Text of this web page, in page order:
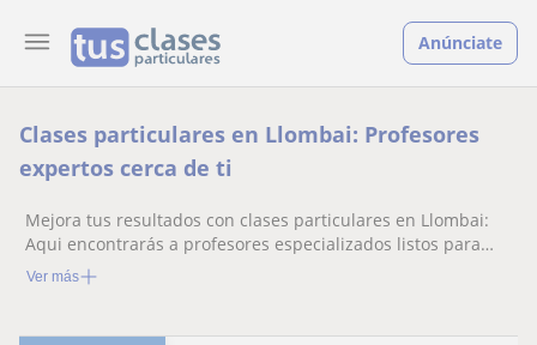
Anúnciate
Clases particulares en Llombai: Profesores
expertos cerca de ti
Mejora tus resultados con clases particulares en Llombai:
Aqui encontrarás a profesores especializados listos para
ayudarte.
Ver más